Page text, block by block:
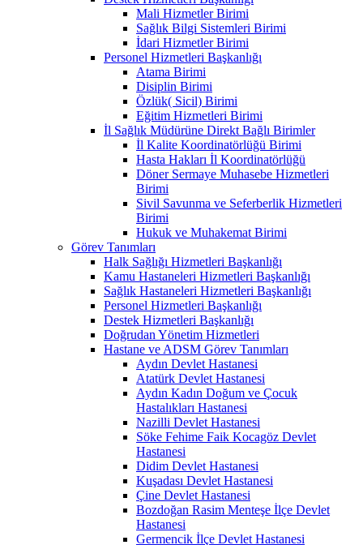
Mali Hizmetler Birimi
Sağlık Bilgi Sistemleri Birimi
İdari Hizmetler Birimi
Personel Hizmetleri Başkanlığı
Atama Birimi
Disiplin Birimi
Özlük( Sicil) Birimi
Eğitim Hizmetleri Birimi
İl Sağlık Müdürüne Direkt Bağlı Birimler
İl Kalite Koordinatörlüğü Birimi
Hasta Hakları İl Koordinatörlüğü
Döner Sermaye Muhasebe Hizmetleri
Birimi
Sivil Savunma ve Seferberlik Hizmetleri
Birimi
Hukuk ve Muhakemat Birimi
Görev Tanımları
Halk Sağlığı Hizmetleri Başkanlığı
Kamu Hastaneleri Hizmetleri Başkanlığı
Sağlık Hastaneleri Hizmetleri Başkanlığı
Personel Hizmetleri Başkanlığı
Destek Hizmetleri Başkanlığı
Doğrudan Yönetim Hizmetleri
Hastane ve ADSM Görev Tanımları
Aydın Devlet Hastanesi
Atatürk Devlet Hastanesi
Aydın Kadın Doğum ve Çocuk
Hastalıkları Hastanesi
Nazilli Devlet Hastanesi
Söke Fehime Faik Kocagöz Devlet
Hastanesi
Didim Devlet Hastanesi
Kuşadası Devlet Hastanesi
Çine Devlet Hastanesi
Bozdoğan Rasim Menteşe İlçe Devlet
Hastanesi
Germencik İlçe Devlet Hastanesi